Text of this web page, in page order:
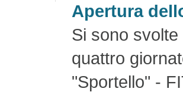
Apertura
Si sono
quattro
"Sportello" -